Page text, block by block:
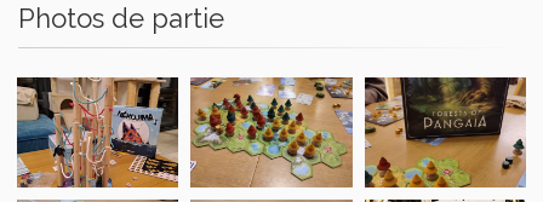
Photos de partie